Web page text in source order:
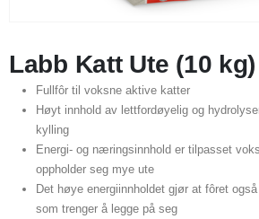
Labb Katt Ute (10 kg)
Fullfôr til voksne aktive katter
Høyt innhold av lettfordøyelig og
kylling
Energi- og næringsinnhold er tilpasset
oppholder seg mye ute
Det høye energiinnholdet gjør at fôret
som trenger å legge på seg